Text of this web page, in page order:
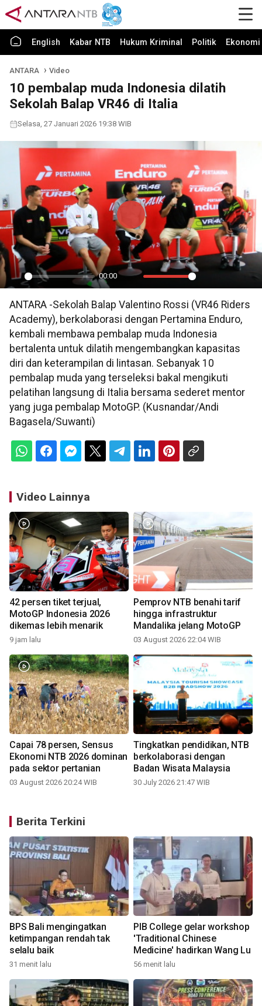
English Kabar NTB Hukum Kriminal Politik
ANTARA Video
10 pembalap muda Indonesia dilatih
Sekolah Balap VR46 di Italia
Selasa, 27 Januari 2026 19:38 WIB
Play
00:00
Mute Settings
PIP
Play
ANTARA -Sekolah Balap Valentino Rossi (VR46 Riders
Academy), berkolaborasi dengan Pertamina Enduro,
kembali membawa pembalap muda Indonesia
bertalenta untuk dilatih mengembangkan kapasitas
diri dan keterampilan di lintasan. Sebanyak 10
pembalap muda yang terseleksi bakal mengikuti
pelatihan langsung di Italia bersama sederet mentor
yang juga pembalap MotoGP. (Kusnandar/Andi
Bagasela/Suwanti)
Video Lainnya
42 persen tiket terjual,
MotoGP Indonesia 2026
dikemas lebih menarik
9 jam lalu
Pemprov NTB benahi tarif
hingga infrastruktur
Mandalika jelang MotoGP
03 August 2026 22:04 WIB
Capai 78 persen, Sensus
Ekonomi NTB 2026 dominan
pada sektor pertanian
03 August 2026 20:24 WIB
Tingkatkan pendidikan, NTB
berkolaborasi dengan
Badan Wisata Malaysia
30 July 2026 21:47 WIB
Berita Terkini
BPS Bali mengingatkan
ketimpangan rendah tak
selalu baik
31 menit lalu
PIB College gelar workshop
'Traditional Chinese
Medicine' hadirkan Wang Lu
56 menit lalu